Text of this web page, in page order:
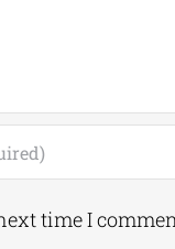
time I